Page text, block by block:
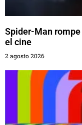
Spider-Man
el cine
2 agosto 2026